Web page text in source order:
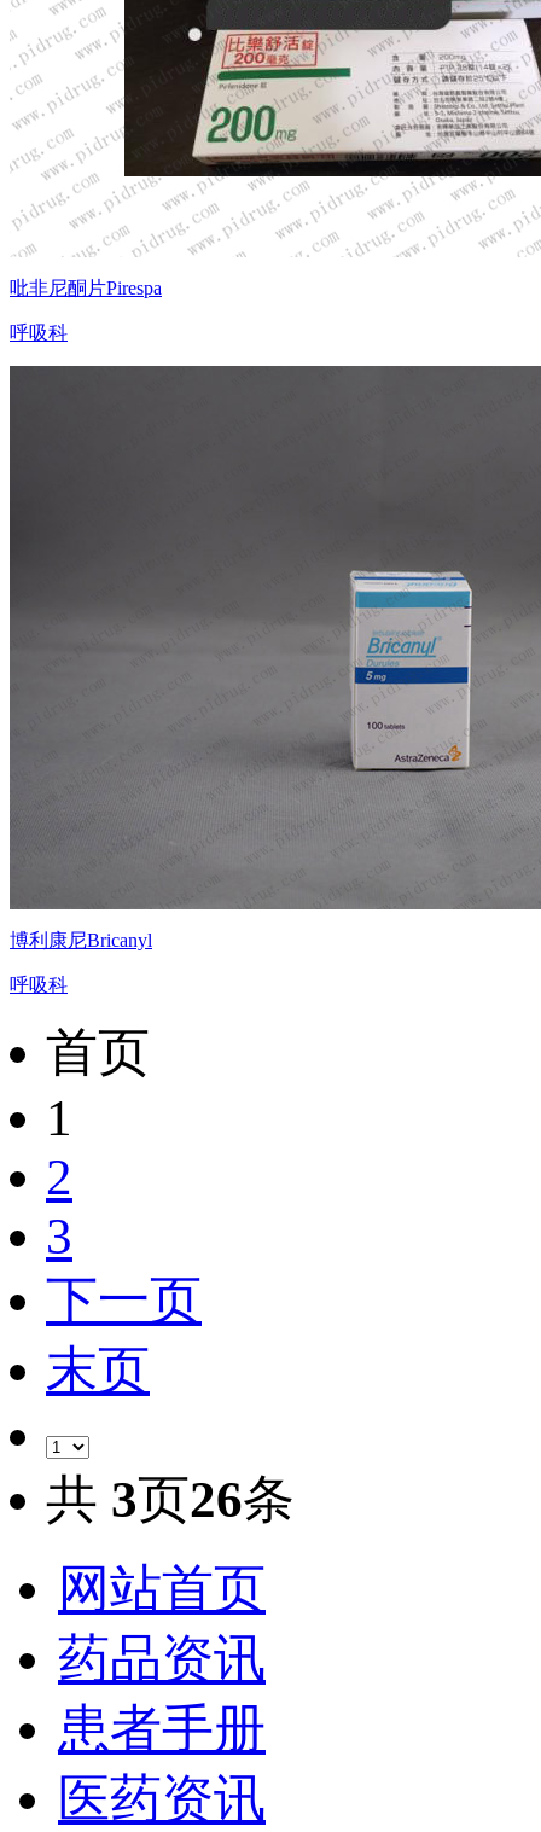
吡非尼酮片Pirespa
呼吸科
博利康尼Bricanyl
呼吸科
首页
1
2
3
下一页
末页
共 3页26条
网站首页
药品资讯
患者手册
医药资讯